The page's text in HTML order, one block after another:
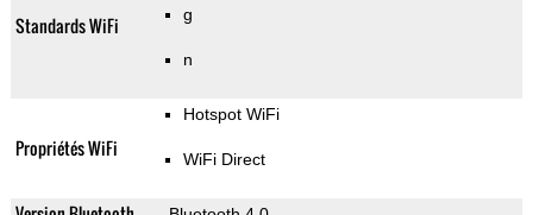
Standards WiFi g
n
Propriétés WiFi
Hotspot WiFi
WiFi Direct